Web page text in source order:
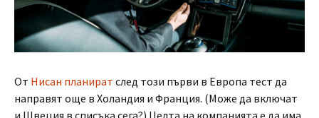
От Нисан планират след този първи в Европа тест да
направят още в Холандия и Франция. (Може да включат